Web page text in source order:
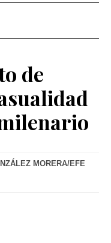
de
MORERA/EFE